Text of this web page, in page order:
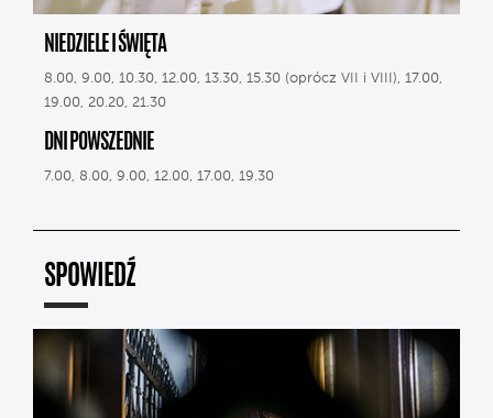
NIEDZIELE I ŚWIĘTA
8.00, 9.00, 10.30, 12.00, 13.30, 15.30 (oprócz VII i VIII), 17.00,
19.00, 20.20, 21.30
DNI POWSZEDNIE
7.00, 8.00, 9.00, 12.00, 17.00, 19.30
SPOWIEDŹ